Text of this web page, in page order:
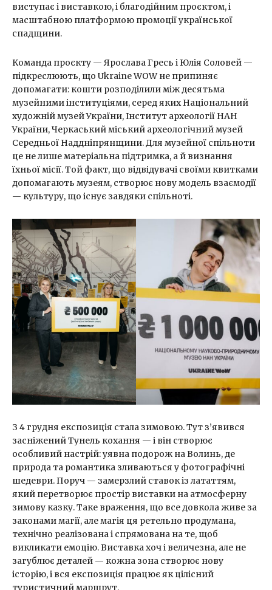
виступає і виставкою, і благодійним проєктом, і
масштабною платформою промоції української
спадщини.
Команда проєкту — Ярослава Гресь і Юлія Соловей —
підкреслюють, що Ukraine WOW не припиняє
допомагати: кошти розподілили між десятьма
музейними інституціями, серед яких Національний
художній музей України, Інститут археології НАН
України, Черкаський міський археологічний музей
Середньої Наддніпрянщини. Для музейної спільноти
це не лише матеріальна підтримка, а й визнання
їхньої місії. Той факт, що відвідувачі своїми квитками
допомагають музеям, створює нову модель взаємодії
— культуру, що існує завдяки спільноті.
З 4 грудня експозиція стала зимовою. Тут з’явився
засніжений Тунель кохання — і він створює
особливий настрій: уявна подорож на Волинь, де
природа та романтика зливаються у фотографічні
шедеври. Поруч — замерзлий ставок із лататтям,
який перетворює простір виставки на атмосферну
зимову казку. Таке враження, що все довкола живе за
законами магії, але магія ця ретельно продумана,
технічно реалізована і спрямована на те, щоб
викликати емоцію. Виставка хоч і величезна, але не
загублює деталей — кожна зона створює нову
історію, і вся експозиція працює як цілісний
туристичний маршрут.